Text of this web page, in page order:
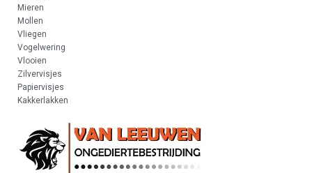
Mieren
Mollen
Vliegen
Vogelwering
Vlooien
Zilvervisjes
Papiervisjes
Kakkerlakken